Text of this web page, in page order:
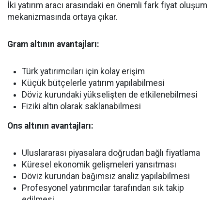
İki yatırım aracı arasındaki en önemli fark fiyat oluşum
mekanizmasında ortaya çıkar.
Gram altının avantajları:
Türk yatırımcıları için kolay erişim
Küçük bütçelerle yatırım yapılabilmesi
Döviz kurundaki yükselişten de etkilenebilmesi
Fiziki altın olarak saklanabilmesi
Ons altının avantajları:
Uluslararası piyasalara doğrudan bağlı fiyatlama
Küresel ekonomik gelişmeleri yansıtması
Döviz kurundan bağımsız analiz yapılabilmesi
Profesyonel yatırımcılar tarafından sık takip